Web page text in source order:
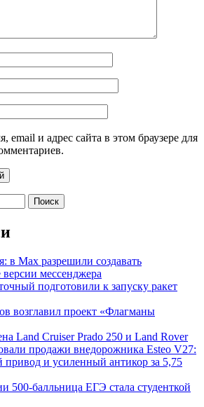
email и адрес сайта в этом браузере для
в Max разрешили создавать
версии мессенджера
подготовили к запуску ракет
возглавил проект «Флагманы
Land Cruiser Prado 250 и Land Rover
продажи внедорожника Esteo V27:
привод и усиленный антикор за 5,75
500-балльница ЕГЭ стала студенткой